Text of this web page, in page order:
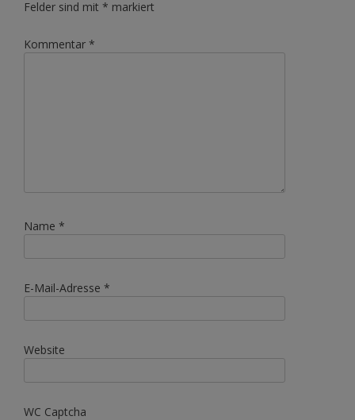
Felder sind mit * markiert
Kommentar *
Name *
E-Mail-Adresse *
Website
WC Captcha